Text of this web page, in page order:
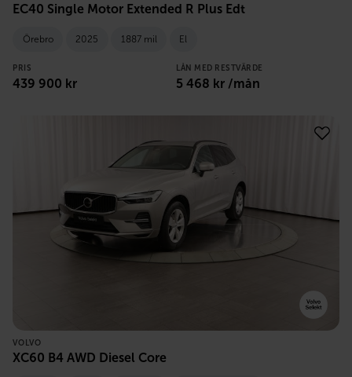
EC40 Single Motor Extended R Plus Edt
Örebro 2025 1887 mil El
PRIS
439 900 kr
LÅN MED RESTVÄRDE
5 468 kr /mån
VOLVO
XC60 B4 AWD Diesel Core